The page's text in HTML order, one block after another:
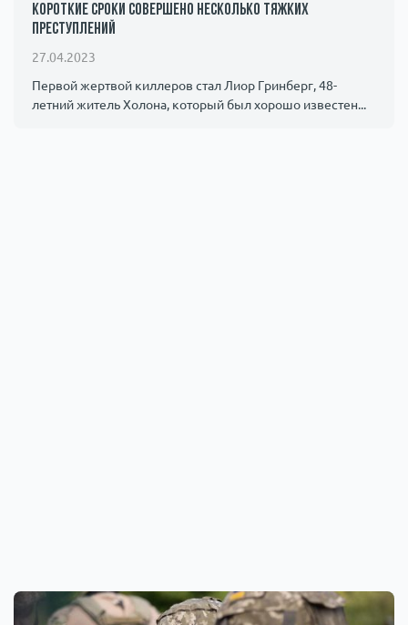
короткие сроки совершено несколько тяжких
преступлений
27.04.2023
Первой жертвой киллеров стал Лиор Гринберг, 48-
летний житель Холона, который был хорошо известен...